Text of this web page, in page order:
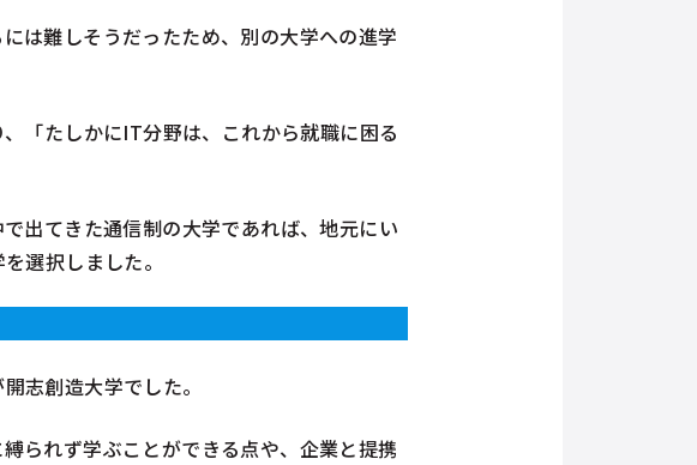
は難しそうだったため、別の大学への進学
「たしかにIT分野は、これから就職に困る
出てきた通信制の大学であれば、地元にい
選択しました。
志創造大学でした。
られず学ぶことができる点や、企業と提携